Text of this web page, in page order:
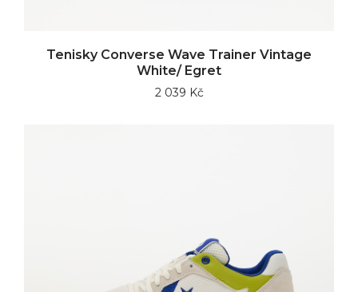
Tenisky Converse Wave Trainer Vintage
White/ Egret
2 039 Kč